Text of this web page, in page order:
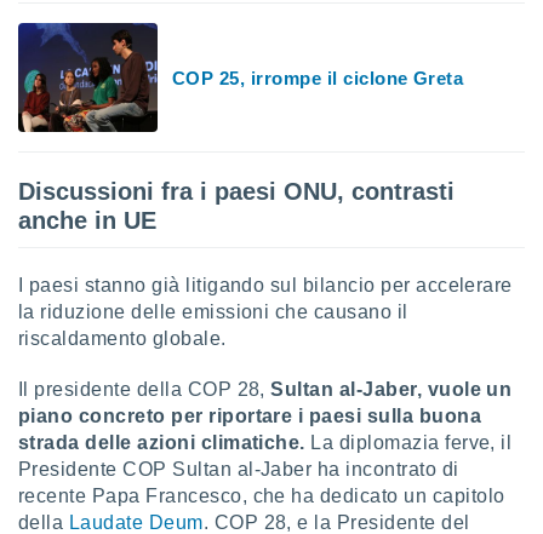
la
web,
e
dati
al quale
Per
tuo
dei
COP 25, irrompe il ciclone Greta
Discussioni fra i paesi ONU, contrasti
anche in UE
I paesi stanno già litigando sul bilancio per accelerare
la riduzione delle emissioni che causano il
riscaldamento globale.
Il presidente della COP 28, Sultan al-Jaber, vuole un
piano concreto per riportare i paesi sulla buona
strada delle azioni climatiche. La diplomazia ferve, il
Presidente COP Sultan al-Jaber ha incontrato di
recente Papa Francesco, che ha dedicato un capitolo
della Laudate Deum. COP 28, e la Presidente del